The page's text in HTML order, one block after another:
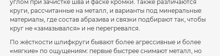
углом при зачистке шва и фаске кромки. Также различаются
круги, рассчитанные на металл, и варианты под минеральные
материалы, где состав абразива и связки подбирают так, чтобы
круг не «замазывался» и не перегревался.
По жёсткости шлифкруги бывают более агрессивные и более
«мягкие» по ощущениям: первые быстрее снимают металл, но